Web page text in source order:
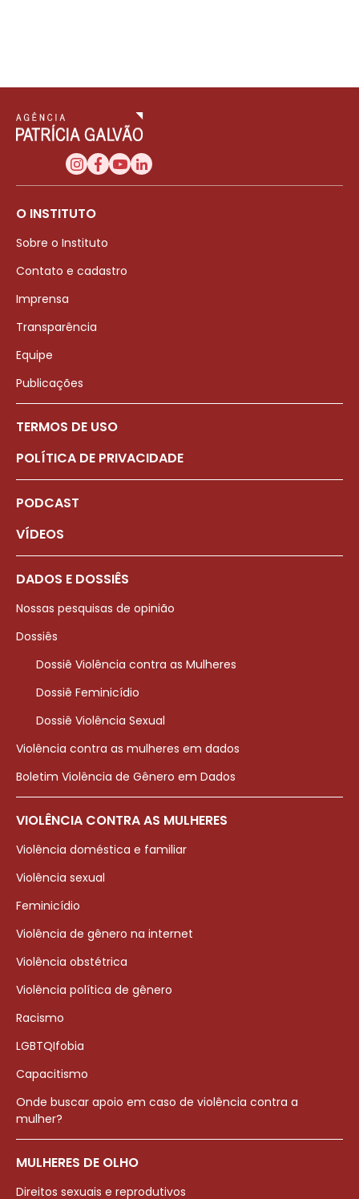
O INSTITUTO
Sobre o Instituto
Contato e cadastro
Imprensa
Transparência
Equipe
Publicações
TERMOS DE USO
POLÍTICA DE PRIVACIDADE
PODCAST
VÍDEOS
DADOS E DOSSIÊS
Nossas pesquisas de opinião
Dossiês
Dossiê Violência contra as Mulheres
Dossiê Feminicídio
Dossiê Violência Sexual
Violência contra as mulheres em dados
Boletim Violência de Gênero em Dados
VIOLÊNCIA CONTRA AS MULHERES
Violência doméstica e familiar
Violência sexual
Feminicídio
Violência de gênero na internet
Violência obstétrica
Violência política de gênero
Racismo
LGBTQIfobia
Capacitismo
Onde buscar apoio em caso de violência contra a
mulher?
MULHERES DE OLHO
Direitos sexuais e reprodutivos